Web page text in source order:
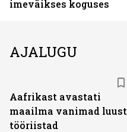
imeväikses koguses
AJALUGU
Aafrikast avastati
maailma vanimad luust
tööriistad